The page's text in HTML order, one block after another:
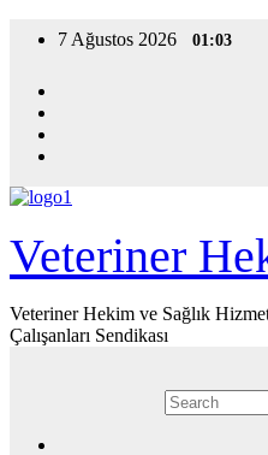
7 Ağustos 2026 01:03
Veteriner
Veteriner Hekim ve Sağlık
Çalışanları Sendikası